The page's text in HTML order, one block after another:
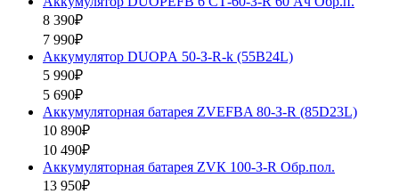
8 390₽
7 990₽
Аккумулятор DUOPА 50-З-R-k (55B24L)
5 990₽
5 690₽
Аккумуляторная батарея ZVEFBA 80-З-R (85D23L)
10 890₽
10 490₽
Аккумуляторная батарея ZVК 100-З-R Обр.пол.
13 950₽